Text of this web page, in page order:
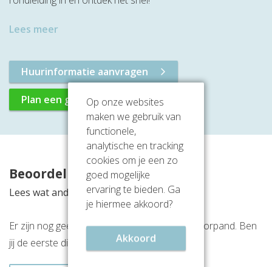
Lees meer
Huurinformatie aanvragen
Plan een gratis rondleiding
Beoordelingen
Lees wat anderen vinden van deze locatie
Er zijn nog geen beoordelingen over dit kantoorpand. Ben
jij de eerste die een beoordeling achterlaat?
Op onze websites
maken we gebruik van
functionele,
analytische en tracking
cookies om je een zo
goed mogelijke
ervaring te bieden. Ga
je hiermee akkoord?
Akkoord